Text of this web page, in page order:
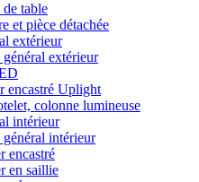
table
et pièce détachée
extérieur
extérieur
encastré Uplight
colonne lumineuse
intérieur
intérieur
encastré
en saillie